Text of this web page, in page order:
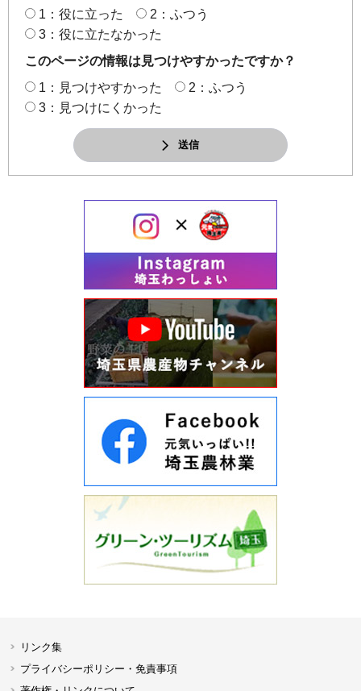
1：役に立った
2：ふつう
3：役に立たなかった
このページの情報は見つけやすかったですか？
1：見つけやすかった
2：ふつう
3：見つけにくかった
送信
リンク集
プライバシーポリシー・免責事項